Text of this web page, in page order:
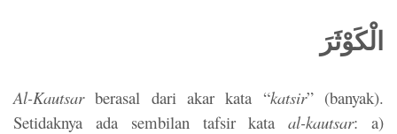
الْكَوْثَرَ
Al-Kautsarberasal dari akar kata “katsir” (banyak).
Setidaknya ada sembilan tafsir kataal-kautsar: a)